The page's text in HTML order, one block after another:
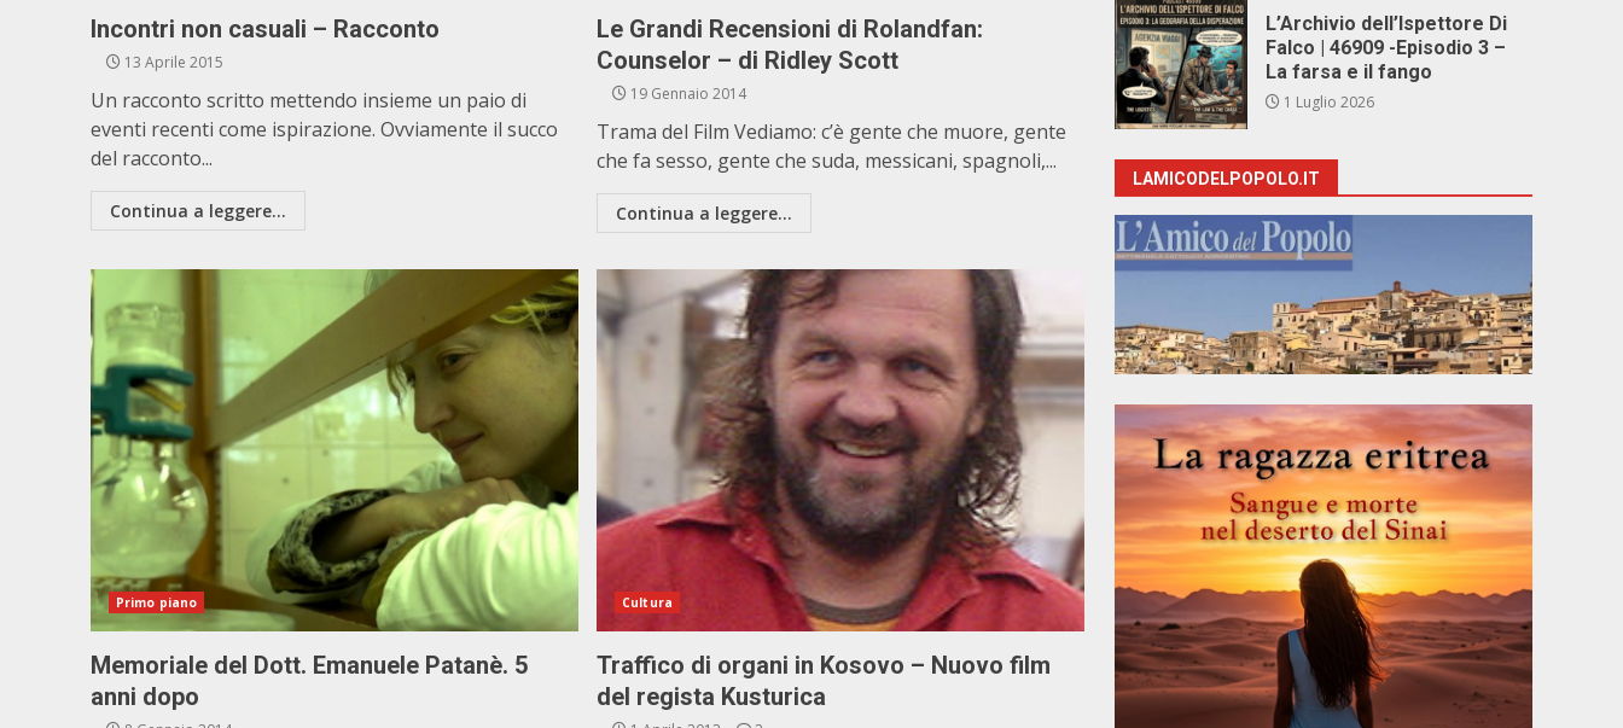
Incontri non casuali – Racconto
13 Aprile 2015
Un racconto scritto mettendo insieme un paio di
eventi recenti come ispirazione. Ovviamente il succo
del racconto...
Continua a leggere...
Le Grandi Recensioni di Rolandfan:
Counselor – di Ridley Scott
19 Gennaio 2014
Trama del Film Vediamo: c’è gente che muore, gente
che fa sesso, gente che suda, messicani, spagnoli,...
Continua a leggere...
Primo piano
Memoriale del Dott. Emanuele Patanè. 5
anni dopo
Cultura
Traffico di organi in Kosovo – Nuovo film
del regista Kusturica
L’Archivio dell’Ispettore Di
Falco | 46909 -Episodio 3 –
La farsa e il fango
1 Luglio 2026
LAMICODELPOPOLO.IT